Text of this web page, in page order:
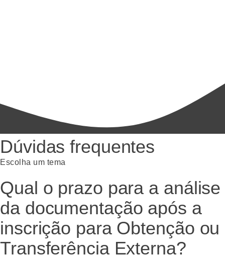
Dúvidas frequentes
Escolha um tema
Qual o prazo para a análise
da documentação após a
inscrição para Obtenção ou
Transferência Externa?